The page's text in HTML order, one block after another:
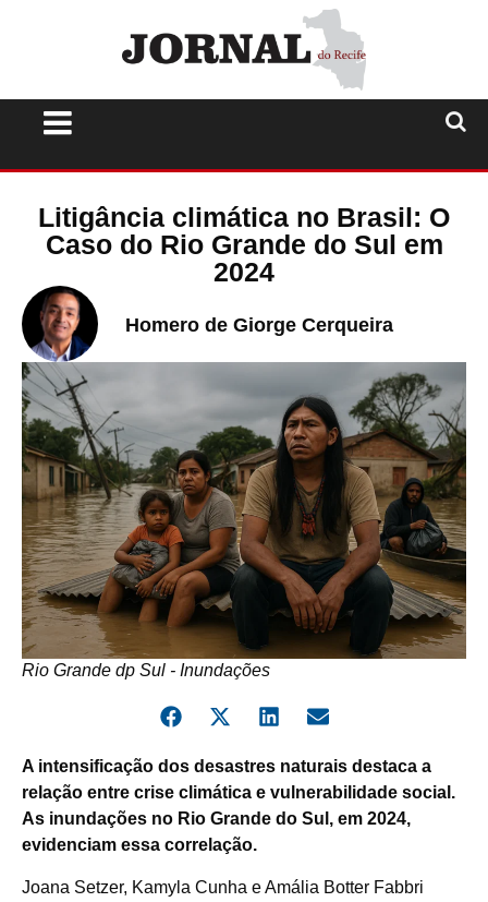
Litigância climática no Brasil: O
Caso do Rio Grande do Sul em
2024
Homero de Giorge Cerqueira
Rio Grande dp Sul - Inundações
A intensificação dos desastres naturais destaca a
relação entre crise climática e vulnerabilidade social.
As inundações no Rio Grande do Sul, em 2024,
evidenciam essa correlação.
Joana Setzer, Kamyla Cunha e Amália Botter Fabbri